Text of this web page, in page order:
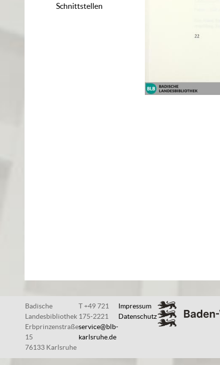
Schnittstellen
Badische
Landesbibliothek
Erbprinzenstraße
15
76133 Karlsruhe
T +49 721
175-2221
service@blb-
karlsruhe.de
Impressum
Datenschutz